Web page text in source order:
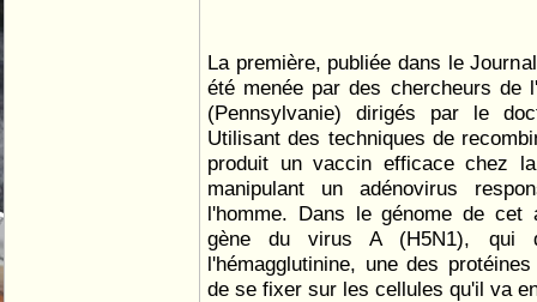
La première, publiée dans le
été menée par des chercheurs de
(Pennsylvanie) dirigés par le
Utilisant des techniques de
produit un vaccin efficace chez
manipulant un adénovirus
l'homme. Dans le génome de
gène du virus A (H5N1), qui
l'hémagglutinine, une des
de se fixer sur les cellules qu'il va